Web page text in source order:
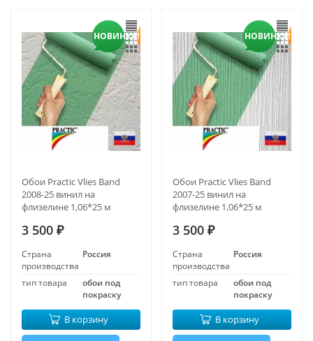
НОВИНКА!
Обои Practic Vlies Band
2008-25 винил на
флизелине 1,06*25 м
3 500 ₽
Страна
производства
Россия
тип товара
обои под
покраску
В корзину
НОВИНКА!
Обои Practic Vlies Band
2007-25 винил на
флизелине 1,06*25 м
3 500 ₽
Страна
производства
Россия
тип товара
обои под
покраску
В корзину